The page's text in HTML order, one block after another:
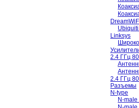
Linksys
2.4 ГГц
2.4 ГГц
Разъемы
N-type
N-male